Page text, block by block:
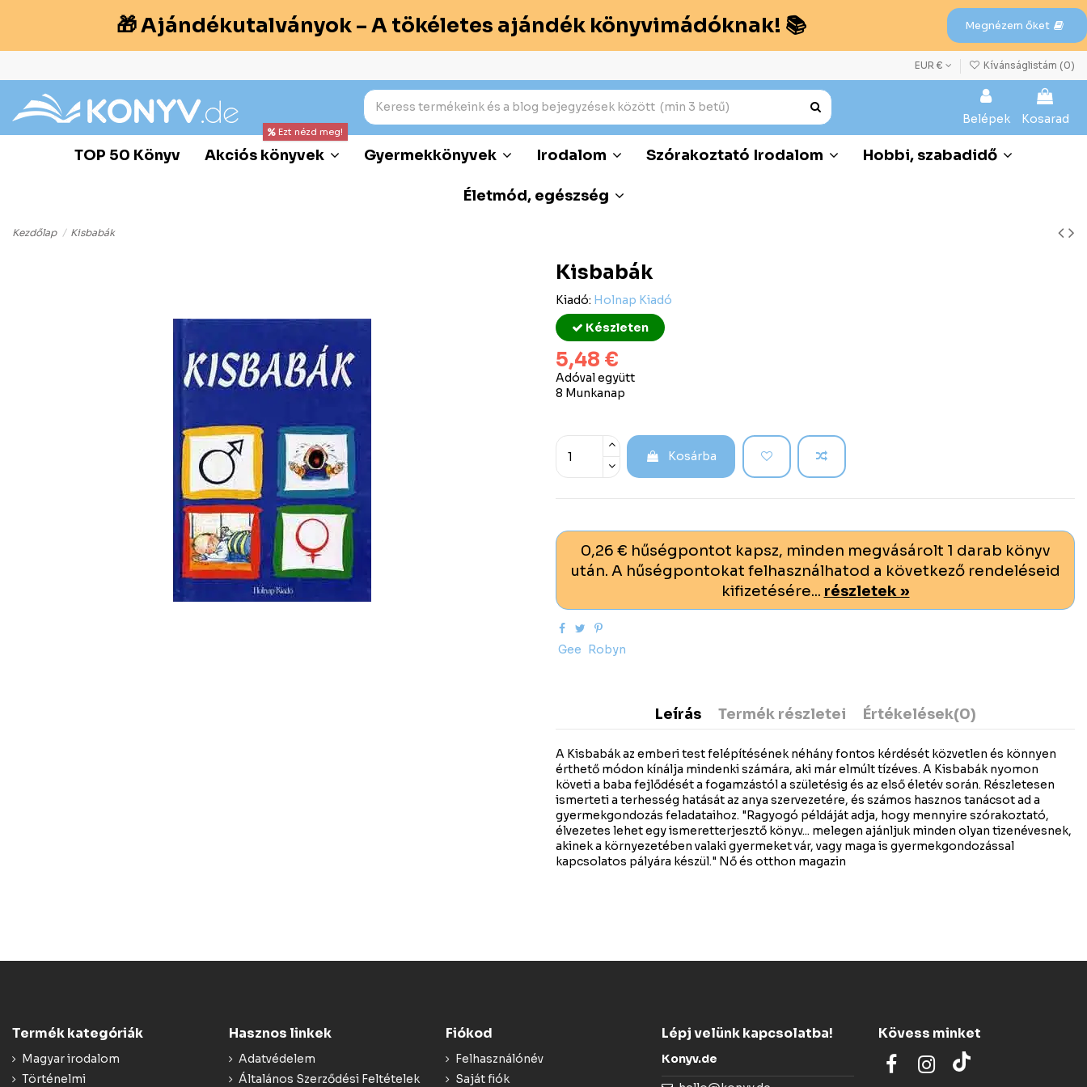
🎁 Ajándékutalványok – A tökéletes ajándék könyvimádóknak! 📚 Megnézem őket
EUR € Kívánságlistám (0)
Belépek Kosarad
TOP 50 Könyv Akciós könyvek
Ezt nézd meg!
Gyermekkönyvek Irodalom Szórakoztató Irodalom Hobbi, szabadidő
Életmód, egészség
Kezdőlap Kisbabák
Kisbabák
Kiadó: Holnap Kiadó
Készleten
5,48 €
Adóval együtt
8 Munkanap
Kosárba
0,26 € hűségpontot kapsz, minden megvásárolt 1 darab könyv
után. A hűségpontokat felhasználhatod a következő rendeléseid
kifizetésére... részletek »
Gee Robyn
Leírás Termék részletei Értékelések(0)
A Kisbabák az emberi test felépítésének néhány fontos kérdését közvetlen és könnyen
érthető módon kínálja mindenki számára, aki már elmúlt tízéves. A Kisbabák nyomon
követi a baba fejlődését a fogamzástól a születésig és az első életév során. Részletesen
ismerteti a terhesség hatását az anya szervezetére, és számos hasznos tanácsot ad a
gyermekgondozás feladataihoz. "Ragyogó példáját adja, hogy mennyire szórakoztató,
élvezetes lehet egy ismeretterjesztő könyv... melegen ajánljuk minden olyan tizenévesnek,
akinek a környezetében valaki gyermeket vár, vagy maga is gyermekgondozással
kapcsolatos pályára készül." Nő és otthon magazin
Termék kategóriák
Magyar irodalom
Történelmi
Hasznos linkek
Adatvédelem
Általános Szerződési Feltételek
Fiókod
Felhasználónév
Saját fiók
Lépj velünk kapcsolatba!
Konyv.de
Kövess minket